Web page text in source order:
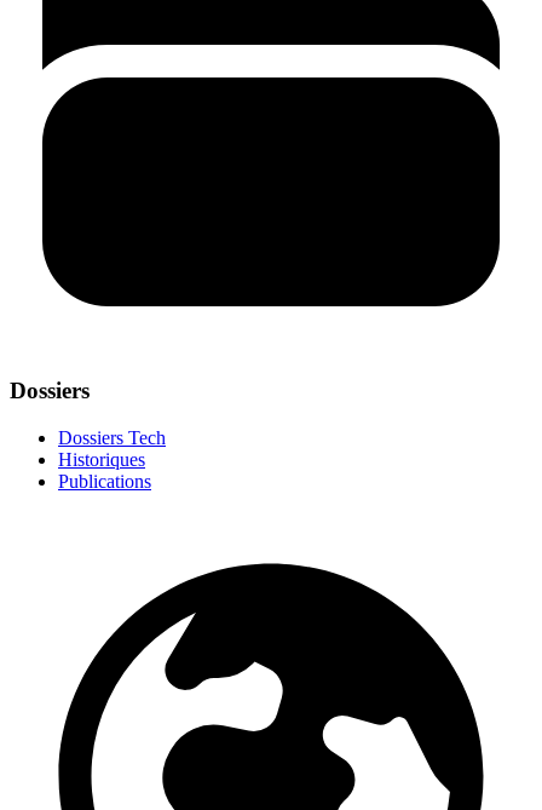
Dossiers
Dossiers Tech
Historiques
Publications